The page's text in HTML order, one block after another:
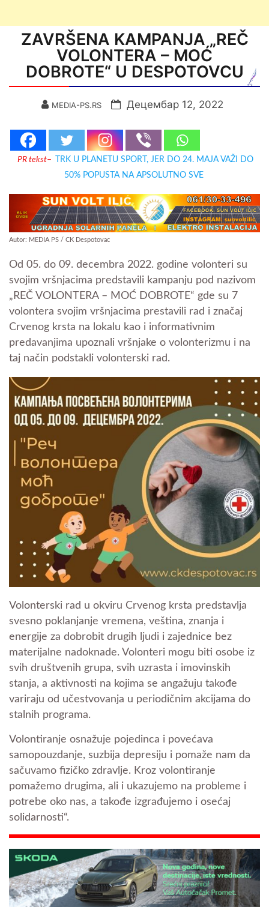
ZAVRŠENA KAMPANJA „REČ
VOLONTERA – MOĆ
DOBROTE“ U DESPOTOVCU
MEDIA-PS.RS Децембар 12, 2022
PR tekst–
TRK U PLANETU SPORT, JER DO 24. MAJA VAŽI DO
50% POPUSTA NA APSOLUTNO SVE
Autor: MEDIA PS / CK Despotovac
Od 05. do 09. decembra 2022. godine volonteri su
svojim vršnjacima predstavili kampanju pod nazivom
„REČ VOLONTERA – MOĆ DOBROTE“ gde su 7
volontera svojim vršnjacima prestavili rad i značaj
Crvenog krsta na lokalu kao i informativnim
predavanjima upoznali vršnjake o volonterizmu i na
taj način podstakli volonterski rad.
Volonterski rad u okviru Crvenog krsta predstavlja
svesno poklanjanje vremena, veština, znanja i
energije za dobrobit drugih ljudi i zajednice bez
materijalne nadoknade. Volonteri mogu biti osobe iz
svih društvenih grupa, svih uzrasta i imovinskih
stanja, a aktivnosti na kojima se angažuju takođe
variraju od učestvovanja u periodičnim akcijama do
stalnih programa.
Volontiranje osnažuje pojedinca i povećava
samopouzdanje, suzbija depresiju i pomaže nam da
sačuvamo fizičko zdravlje. Kroz volontiranje
pomažemo drugima, ali i ukazujemo na probleme i
potrebe oko nas, a takođe izgrađujemo i osećaj
solidarnosti“.